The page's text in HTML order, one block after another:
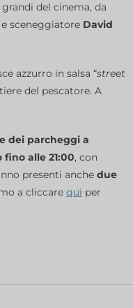
del cinema, da
sceneggiatore David
azzurro in salsa “street
del pescatore. A
dei parcheggi a
alle 21:00, con
presenti anche due
a cliccare qui per